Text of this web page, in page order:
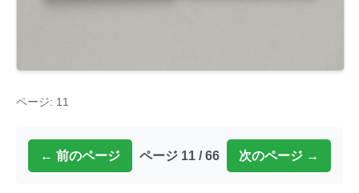
ページ: 11
← 前のページ ページ 11 / 66 次のページ →